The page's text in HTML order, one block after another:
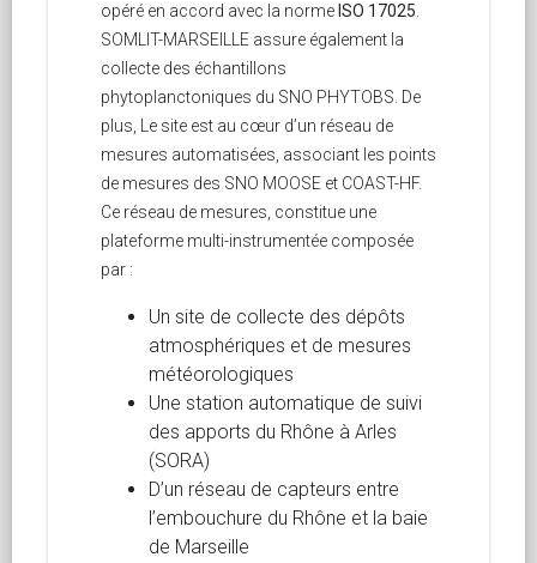
opéré en accord avec la norme ISO 17025
SOMLIT-MARSEILLE assure également la
collecte des échantillons
phytoplanctoniques du SNO PHYTOBS. De
plus, Le site est au cœur d’un réseau de
mesures automatisées, associant les points
de mesures des SNO MOOSE et COAST-HF.
Ce réseau de mesures, constitue une
plateforme multi-instrumentée composée
par :
Un site de collecte des dépôts
atmosphériques et de mesures
météorologiques
Une station automatique de suivi
des apports du Rhône à Arles
(SORA)
D’un réseau de capteurs entre
l’embouchure du Rhône et la baie
de Marseille